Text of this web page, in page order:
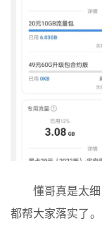
懂哥真是太
都帮大家落实了